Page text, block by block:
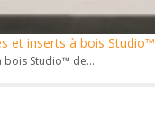
et inserts à bois Studio™
bois Studio™ de...